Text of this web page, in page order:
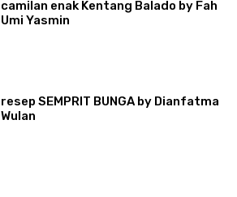
camilan enak Kentang Balado by Fah
Umi Yasmin
resep SEMPRIT BUNGA by Dianfatma
Wulan